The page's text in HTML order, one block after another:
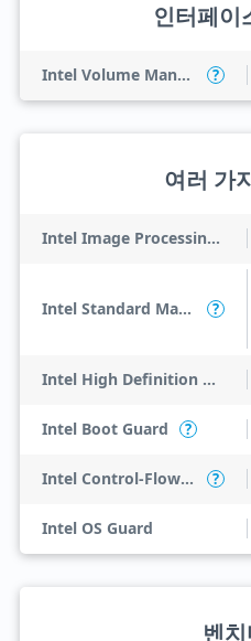
인터페이
Intel Volume Management Device (VMD) ?
여러 가
Intel Image Processing Unit
Intel Standard Manageability (ISM) ?
Intel High Definition Audio
Intel Boot Guard ?
Intel Control-Flow Enforcement Technology ?
Intel OS Guard
벤